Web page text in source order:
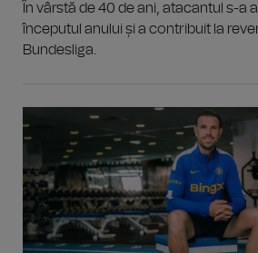
În vârstă de 40 de ani, atacantul s-a
începutul anului și a contribuit la
Bundesliga.